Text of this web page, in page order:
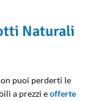
Naturali
puoi perderti le
a prezzi eofferte